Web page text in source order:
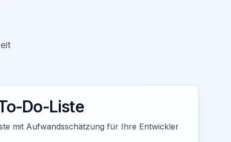
Do-Liste
mit Aufwandsschätzung für Ihre Entwickler